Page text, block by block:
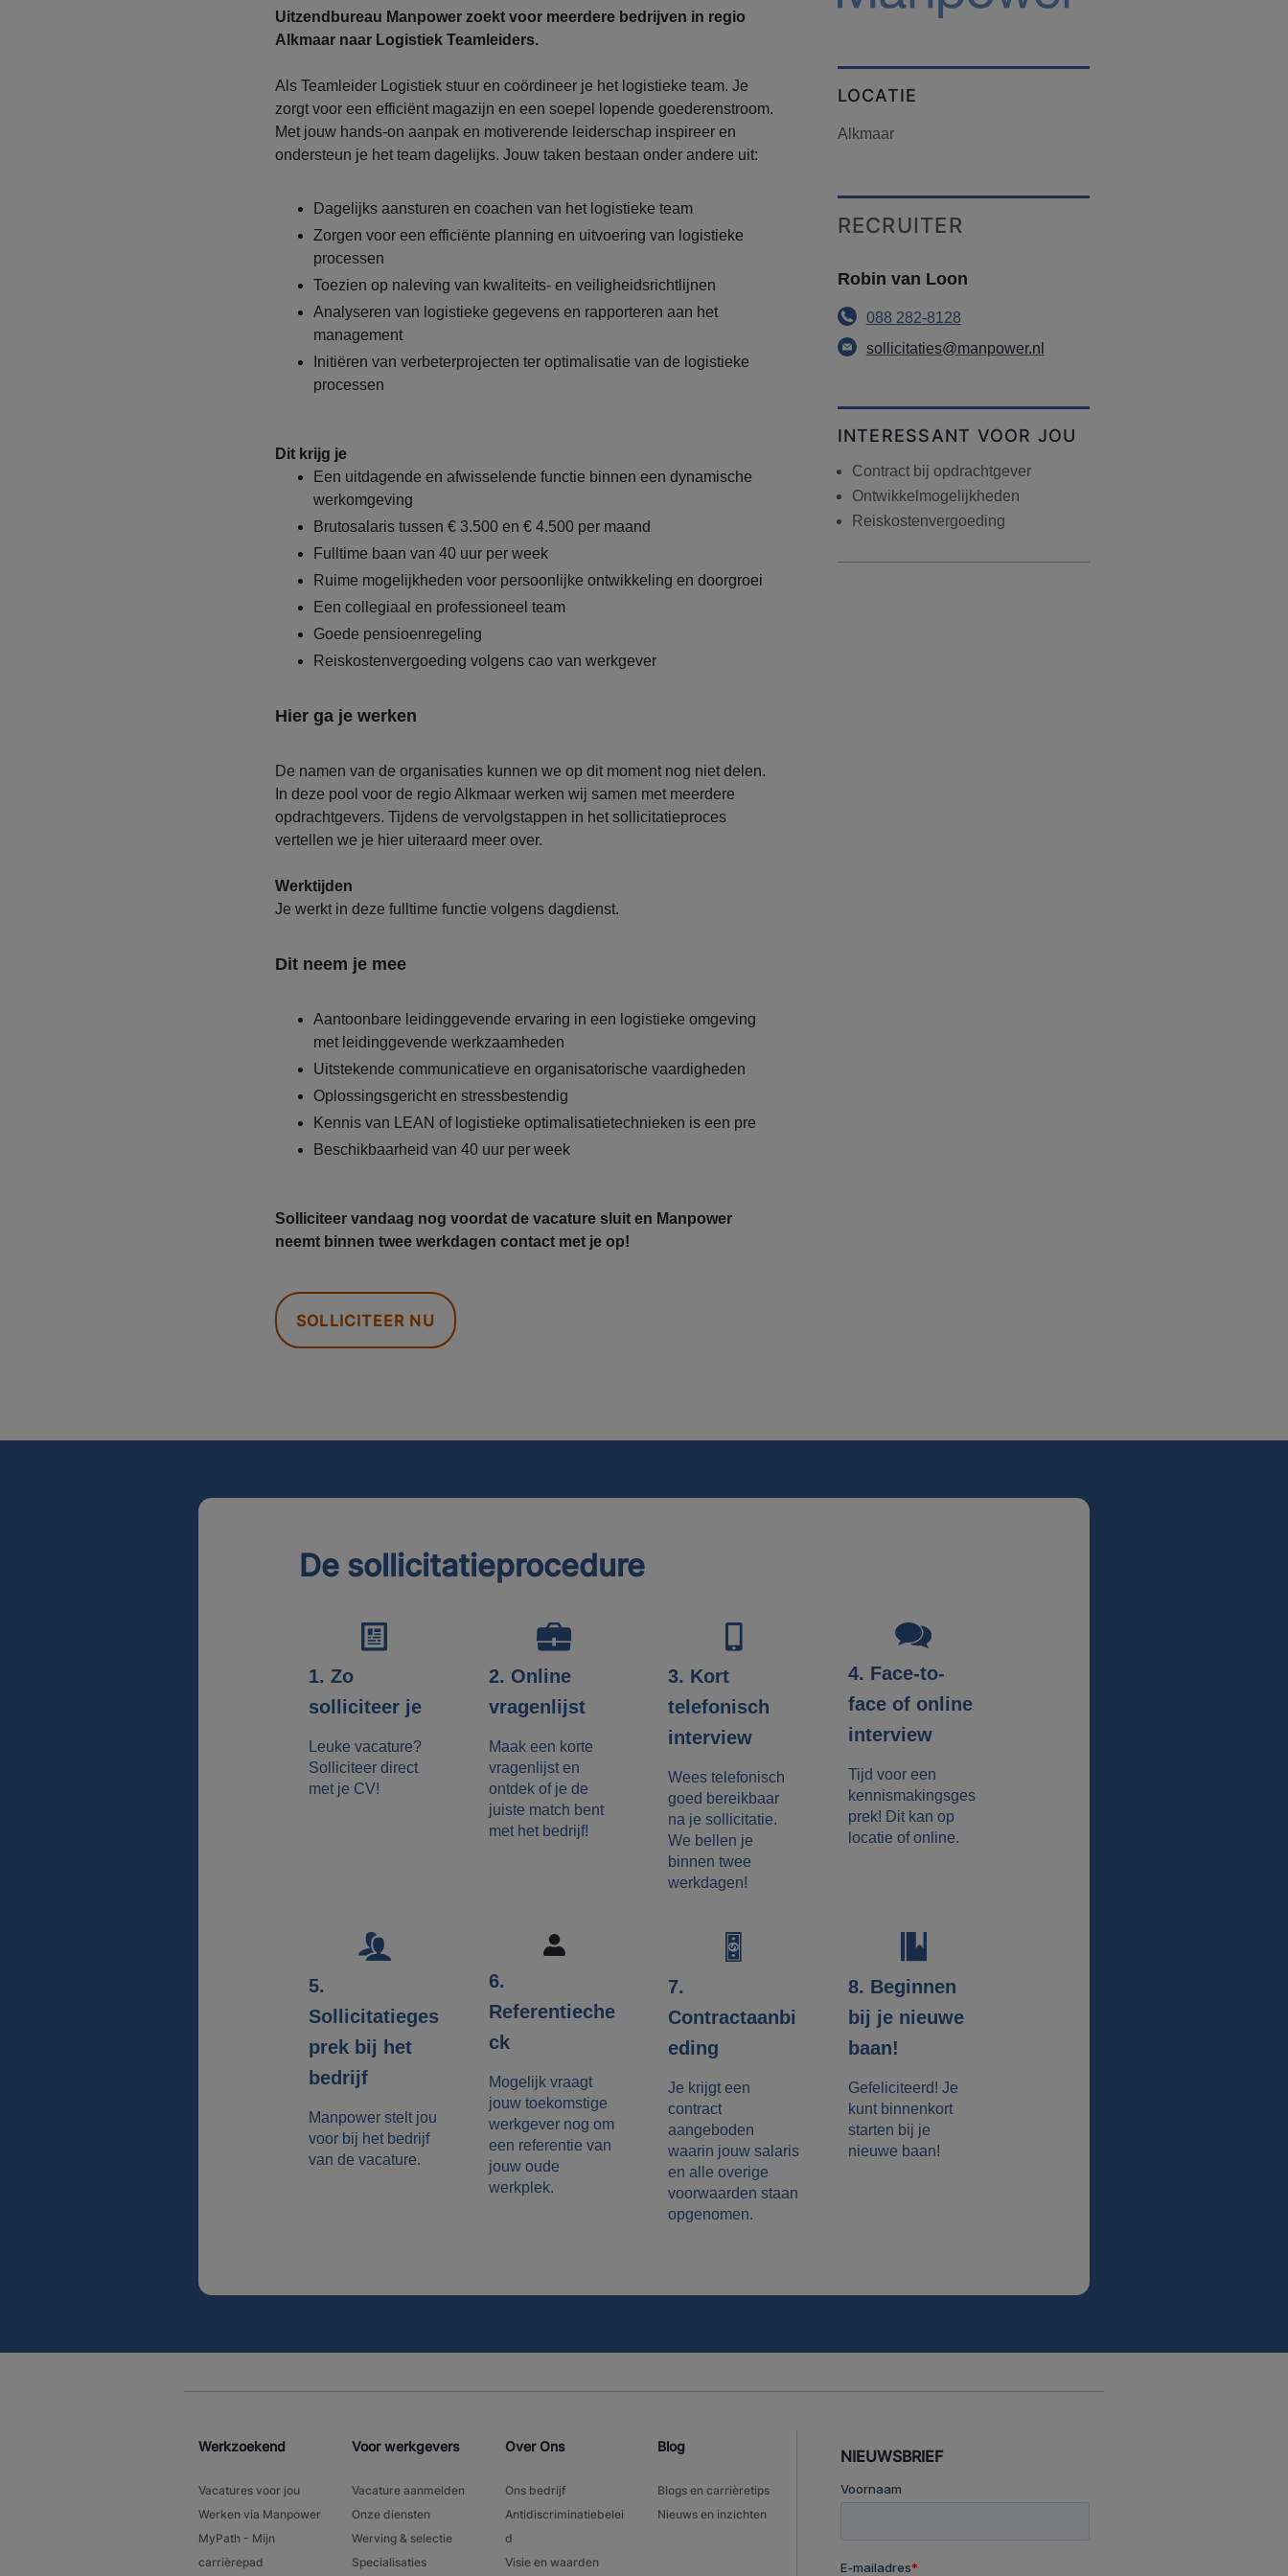
Uitzendbureau Manpower zoekt voor meerdere bedrijven in regio
Alkmaar naar Logistiek Teamleiders.
Als Teamleider Logistiek stuur en coördineer je het logistieke team. Je
zorgt voor een efficiënt magazijn en een soepel lopende goederenstroom.
Met jouw hands-on aanpak en motiverende leiderschap inspireer en
ondersteun je het team dagelijks. Jouw taken bestaan onder andere uit:
Dagelijks aansturen en coachen van het logistieke team
Zorgen voor een efficiënte planning en uitvoering van logistieke
processen
Toezien op naleving van kwaliteits- en veiligheidsrichtlijnen
Analyseren van logistieke gegevens en rapporteren aan het
management
Initiëren van verbeterprojecten ter optimalisatie van de logistieke
processen
Dit krijg je
Een uitdagende en afwisselende functie binnen een dynamische
werkomgeving
Brutosalaris tussen € 3.500 en € 4.500 per maand
Fulltime baan van 40 uur per week
Ruime mogelijkheden voor persoonlijke ontwikkeling en doorgroei
Een collegiaal en professioneel team
Goede pensioenregeling
Reiskostenvergoeding volgens cao van werkgever
Hier ga je werken
De namen van de organisaties kunnen we op dit moment nog niet delen.
In deze pool voor de regio Alkmaar werken wij samen met meerdere
opdrachtgevers. Tijdens de vervolgstappen in het sollicitatieproces
vertellen we je hier uiteraard meer over.
Werktijden
Je werkt in deze fulltime functie volgens dagdienst.
Dit neem je mee
Aantoonbare leidinggevende ervaring in een logistieke omgeving
met leidinggevende werkzaamheden
Uitstekende communicatieve en organisatorische vaardigheden
Oplossingsgericht en stressbestendig
Kennis van LEAN of logistieke optimalisatietechnieken is een pre
Beschikbaarheid van 40 uur per week
Solliciteer vandaag nog voordat de vacature sluit en Manpower
neemt binnen twee werkdagen contact met je op!
SOLLICITEER NU
LOCATIE
Alkmaar
RECRUITER
Robin van Loon
088 282-8128
sollicitaties@manpower.nl
INTERESSANT VOOR JOU
Contract bij opdrachtgever
Ontwikkelmogelijkheden
Reiskostenvergoeding
De sollicitatieprocedure
1. Zo
solliciteer je
Leuke vacature?
Solliciteer direct
met je CV!
2. Online
vragenlijst
Maak een korte
vragenlijst en
ontdek of je de
juiste match bent
met het bedrijf!
3. Kort
telefonisch
interview
Wees telefonisch
goed bereikbaar
na je sollicitatie.
We bellen je
binnen twee
werkdagen!
4. Face-to-
face of online
interview
Tijd voor een
kennismakingsges
prek! Dit kan op
locatie of online.
5.
Sollicitatieges
prek bij het
bedrijf
Manpower stelt jou
voor bij het bedrijf
van de vacature.
6.
Referentieche
ck
Mogelijk vraagt
jouw toekomstige
werkgever nog om
een referentie van
jouw oude
werkplek.
7.
Contractaanbi
eding
Je krijgt een
contract
aangeboden
waarin jouw salaris
en alle overige
voorwaarden staan
opgenomen.
8. Beginnen
bij je nieuwe
baan!
Gefeliciteerd! Je
kunt binnenkort
starten bij je
nieuwe baan!
Werkzoekend
Vacatures voor jou
Werken via Manpower
MyPath - Mijn
carrièrepad
Voor werkgevers
Vacature aanmelden
Onze diensten
Werving & selectie
Specialisaties
Over Ons
Ons bedrijf
Antidiscriminatiebelei
d
Visie en waarden
Blog
Blogs en carrièretips
Nieuws en inzichten
NIEUWSBRIEF